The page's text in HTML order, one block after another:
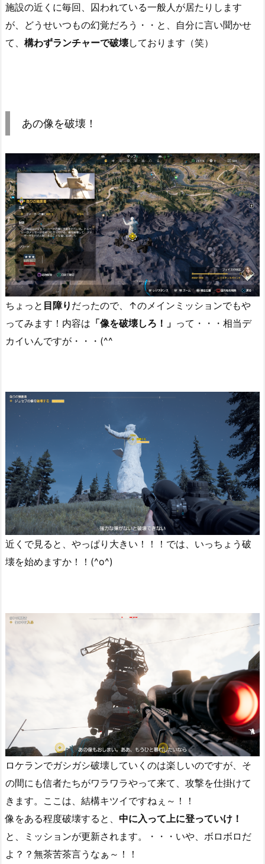
施設の近くに毎回、囚われている一般人が居たりします
が、どうせいつもの幻覚だろう・・と、自分に言い聞かせ
て、 構わずランチャーで破壊しております（笑）
あの像を破壊！
ちょっと 目障り だったので、↑のメインミッションでもや
ってみます！内容は 「像を破壊しろ！」 って・・・相当デ
カイいんですが・・・(^^ゞ
近くで見ると、やっぱり大きい！！！では、いっちょう破
壊を始めますか！！(^o^)
ロケランでガシガシ破壊していくのは楽しいのですが、そ
の間にも信者たちがワラワラやって来て、攻撃を仕掛けて
きます。ここは、結構キツイですねぇ～！！
像をある程度破壊すると、 中に入って上に登っていけ！
と、ミッションが更新されます。・・・いや、ボロボロだ
よ？？無茶苦茶言うなぁ～！！